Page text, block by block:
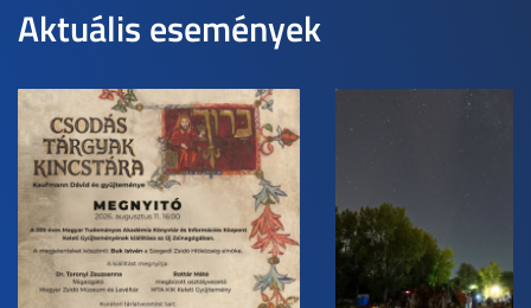
Aktuális események